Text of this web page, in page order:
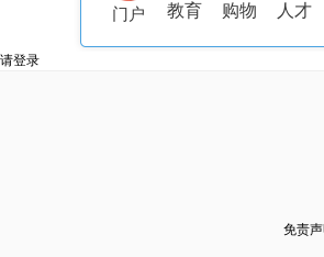
门户
教育
购物 人才
请登录
免责